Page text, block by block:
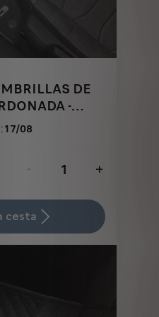
DE
-
17/08
-
+
cesta